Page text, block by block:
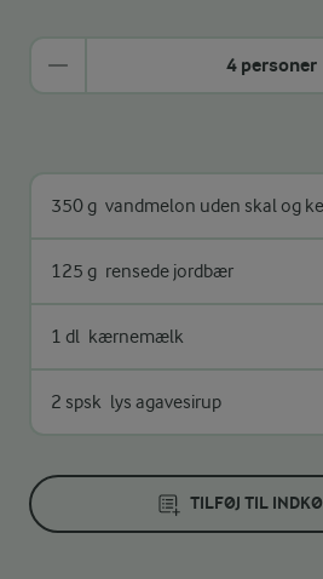
4 personer
350 g vandmelon uden skal og
125 g rensede jordbær
1 dl kærnemælk
2 spsk lys agavesirup
TILFØJ TIL